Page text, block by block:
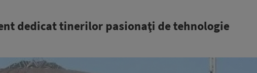
dedicat tinerilor pasionaţi de tehnologie